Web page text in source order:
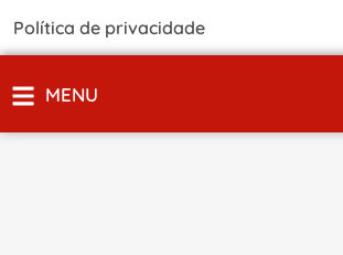
Política de privacidade
MENU